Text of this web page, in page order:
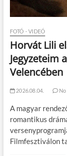
FOTÓ - VIDEÓ
Horvát Lili
Jegyzeteim
Velencében
2026.08.04. No
A magyar
romantikus
Filmfesztiválon